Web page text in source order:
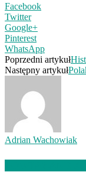
Facebook
Twitter
Google+
Pinterest
WhatsApp
Poprzedni artykuł
Następny artykuł
Adrian Wachowiak